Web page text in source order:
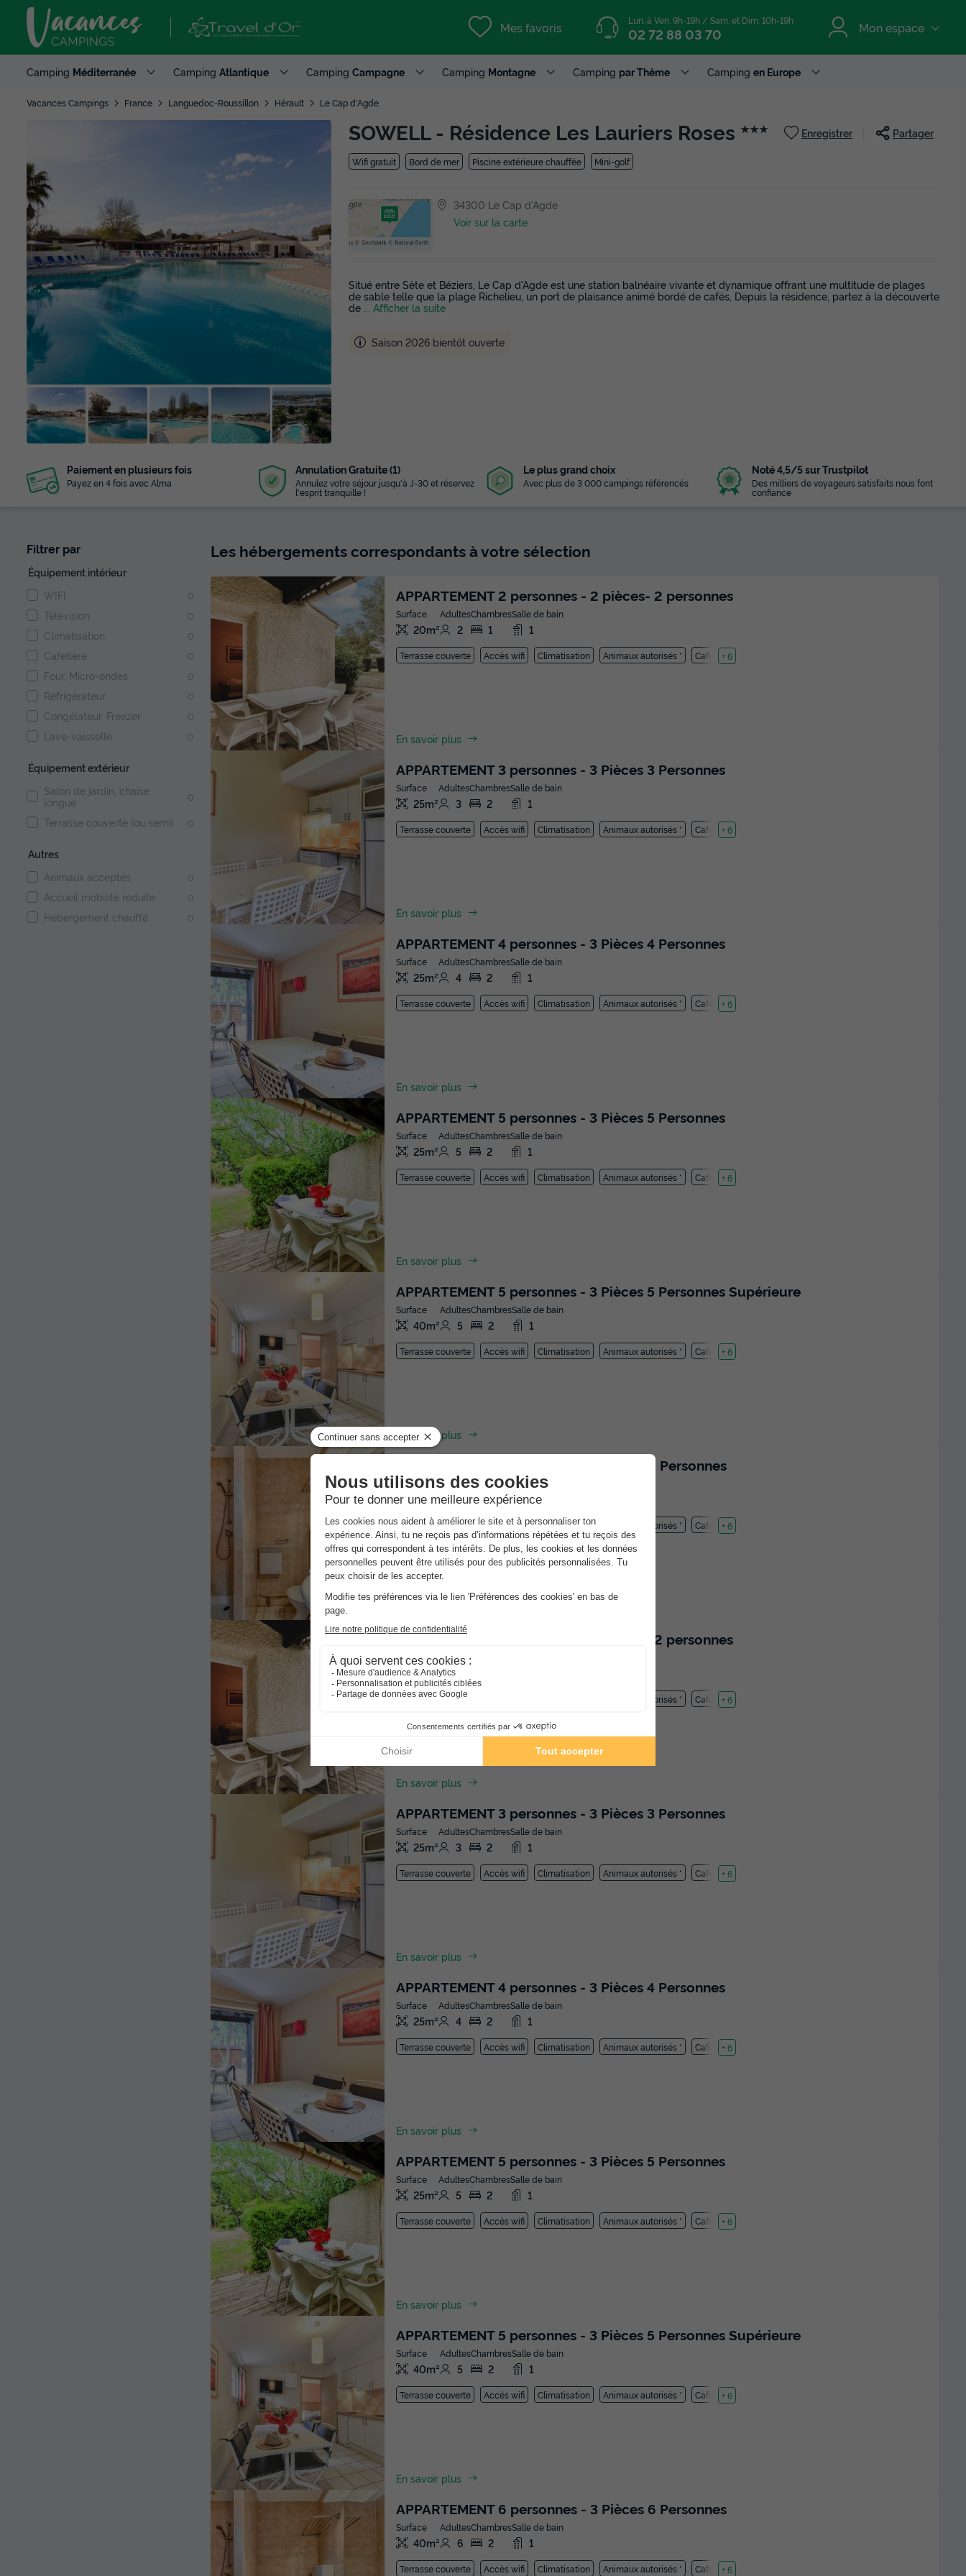
Mes favoris Lun. à Ven. 9h-19h / Sam. et Dim. 10h-19h
02 72 88 03 70 Mon espace
Camping Méditerranée Camping Atlantique Camping Campagne Camping Montagne Camping par Thème Camping en Europe
Vacances Campings France Languedoc-Roussillon Hérault Le Cap d'Agde
+ 22
photos
SOWELL - Résidence Les Lauriers Roses ★★★ Enregistrer Partager
Wifi gratuit Bord de mer Piscine extérieure chauffée Mini-golf
34300 Le Cap d'Agde
Voir sur la carte
Situé entre Sète et Béziers, Le Cap d'Agde est une station balnéaire vivante et dynamique offrant une multitude de plages
de sable telle que la plage Richelieu, un port de plaisance animé bordé de cafés, Depuis la résidence, partez à la découverte
de
... Afficher la suite
Saison 2026 bientôt ouverte
Paiement en plusieurs fois
Payez en 4 fois avec Alma
Annulation Gratuite (1)
Annulez votre séjour jusqu'à J-30 et réservez
l'esprit tranquille !
Le plus grand choix
Avec plus de 3 000 campings référencés
Noté 4,5/5 sur Trustpilot
Des milliers de voyageurs satisfaits nous font
confiance
Filtrer par
Équipement intérieur
WIFI
0
Télévision 0
Climatisation 0
Cafetière 0
Four, Micro-ondes 0
Réfrigérateur 0
Congélateur, Freezer 0
Lave-vaisselle 0
Équipement extérieur
Salon de jardin, chaise
longue
0
Terrasse couverte (ou semi) 0
Autres
Animaux acceptés
0
Accueil mobilité réduite 0
Hébergement chauffé 0
Les hébergements correspondants à votre sélection
APPARTEMENT 2 personnes - 2 pièces- 2 personnes
Surface
20m²
Adultes
2
Chambres
1
Salle de bain
1
Terrasse couverte Accès wifi Climatisation Animaux autorisés * Cafetière
+ 6
En savoir plus
APPARTEMENT 3 personnes - 3 Pièces 3 Personnes
Surface
25m²
Adultes
3
Chambres
2
Salle de bain
1
Terrasse couverte Accès wifi Climatisation Animaux autorisés * Cafetière
+ 6
En savoir plus
APPARTEMENT 4 personnes - 3 Pièces 4 Personnes
Surface
25m²
Adultes
4
Chambres
2
Salle de bain
1
Terrasse couverte Accès wifi Climatisation Animaux autorisés * Cafetière
+ 6
En savoir plus
APPARTEMENT 5 personnes - 3 Pièces 5 Personnes
Surface
25m²
Adultes
5
Chambres
2
Salle de bain
1
Terrasse couverte Accès wifi Climatisation Animaux autorisés * Cafetière
+ 6
En savoir plus
APPARTEMENT 5 personnes - 3 Pièces 5 Personnes Supérieure
Surface
40m²
Adultes
5
Chambres
2
Salle de bain
1
Terrasse couverte Accès wifi Climatisation Animaux autorisés * Cafetière
+ 6
En savoir plus
APPARTEMENT 6 personnes - 3 Pièces 6 Personnes
Surface
40m²
Adultes
6
Chambres
2
Salle de bain
1
Terrasse couverte Accès wifi Climatisation Animaux autorisés * Cafetière
+ 6
APPARTEMENT 2 personnes - 2 pièces- 2 personnes
Surface
20m²
Adultes
Terrasse couverte Animaux autorisés * Cafetière
+ 6
En savoir plus
APPARTEMENT 3 personnes - 3 Pièces 3 Personnes
Surface
25m²
Adultes
3
Chambres
2
Salle de bain
1
Terrasse couverte Accès wifi Climatisation Animaux autorisés * Cafetière
+ 6
En savoir plus
APPARTEMENT 4 personnes - 3 Pièces 4 Personnes
Surface
25m²
Adultes
4
Chambres
2
Salle de bain
1
Terrasse couverte Accès wifi Climatisation Animaux autorisés * Cafetière
+ 6
En savoir plus
APPARTEMENT 5 personnes - 3 Pièces 5 Personnes
Surface
25m²
Adultes
5
Chambres
2
Salle de bain
1
Terrasse couverte Accès wifi Climatisation Animaux autorisés * Cafetière
+ 6
En savoir plus
APPARTEMENT 5 personnes - 3 Pièces 5 Personnes Supérieure
Surface
40m²
Adultes
5
Chambres
2
Salle de bain
1
Terrasse couverte Accès wifi Climatisation Animaux autorisés * Cafetière
+ 6
En savoir plus
APPARTEMENT 6 personnes - 3 Pièces 6 Personnes
Surface
40m²
Adultes
6
Chambres
2
Salle de bain
1
Terrasse couverte Accès wifi Climatisation Animaux autorisés * Cafetière
+ 6